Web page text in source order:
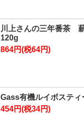
川上さんの三年番茶
120g
864円(税64円)
Gass有機ルイボスティ
454円(税34円)